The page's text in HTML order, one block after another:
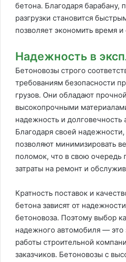
бетона. Благодаря барабану,
разгрузки становится
позволяет экономить время
Надежность в
Бетоновозы строго
требованиям безопасности
грузов. Они обладают
высокопрочными
надежность и долговечность
Благодаря своей
позволяют минимизировать
поломок, что в свою очередь
затраты на ремонт и
Кратность поставок и
бетона зависят от
бетоновоза. Поэтому выбор
надежного автомобиля — это
работы строительной
заказчиков. Бетоновозы с